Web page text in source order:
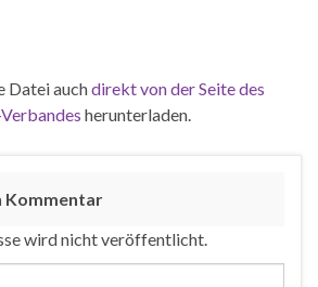
Datei auchdirekt von der Seite des
herunterladen.
Kommentar
wird nicht veröffentlicht.